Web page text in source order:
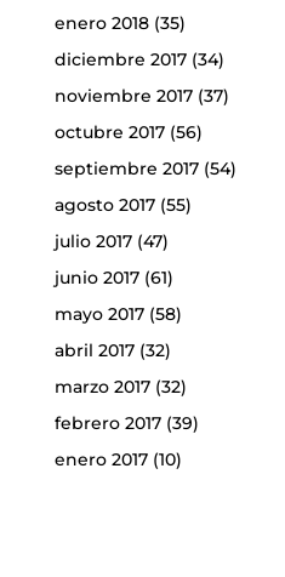
enero 2018(35)
diciembre 2017(34)
noviembre 2017(37)
octubre 2017(56)
septiembre 2017(54)
agosto 2017(55)
julio 2017(47)
junio 2017(61)
mayo 2017(58)
abril 2017(32)
marzo 2017(32)
febrero 2017(39)
enero 2017(10)